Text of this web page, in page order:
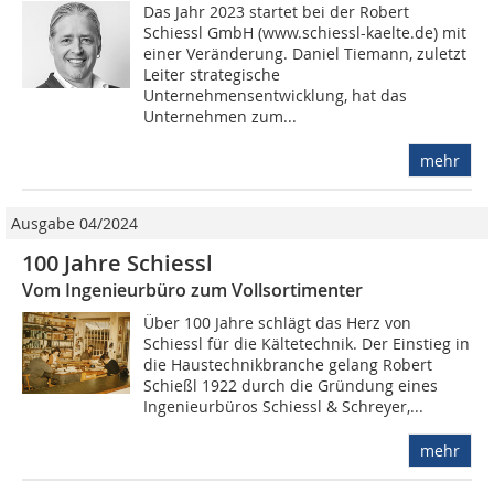
Das Jahr 2023 startet bei der Robert
Schiessl GmbH (www.schiessl-kaelte.de) mit
einer Veränderung. Daniel Tiemann, zuletzt
Leiter strategische
Unternehmensentwicklung, hat das
Unternehmen zum...
mehr
Ausgabe 04/2024
100 Jahre Schiessl
Vom Ingenieurbüro zum Vollsortimenter
Über 100 Jahre schlägt das Herz von
Schiessl für die Kältetechnik. Der Einstieg in
die Haustechnikbranche gelang Robert
Schießl 1922 durch die Gründung eines
Ingenieurbüros Schiessl & Schreyer,...
mehr